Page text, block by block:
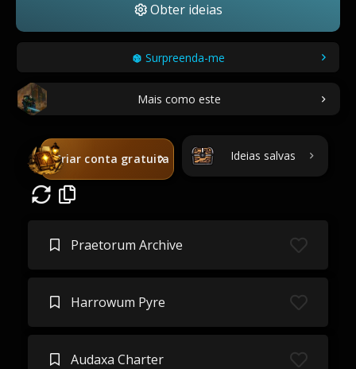
Obter ideias
Surpreenda-me
Mais como este
Criar conta gratuita Ideias salvas
Praetorum Archive
Harrowum Pyre
Audaxa Charter